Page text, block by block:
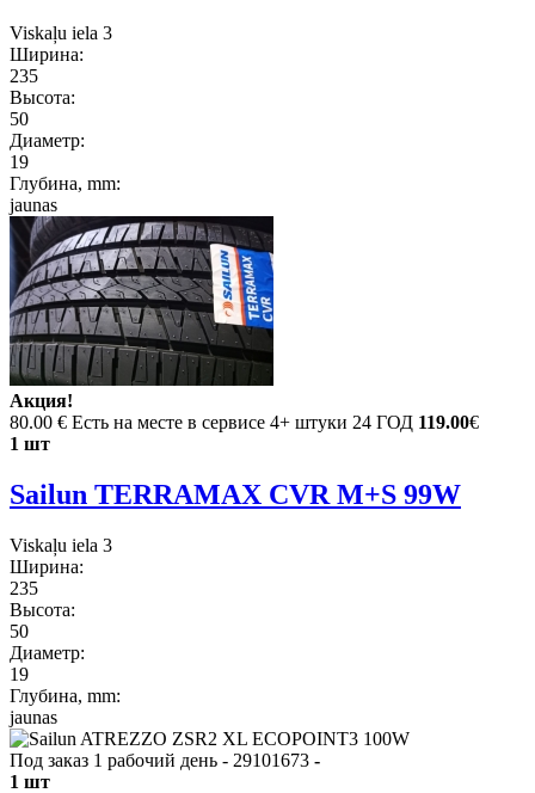
Viskaļu iela 3
Ширина:
235
Высота:
50
Диаметр:
19
Глубина, mm:
jaunas
Акция!
80.00 € Есть на месте в сервисе 4+ штуки 24 ГОД 119.00€
1 шт
Sailun TERRAMAX CVR M+S 99W
Viskaļu iela 3
Ширина:
235
Высота:
50
Диаметр:
19
Глубина, mm:
jaunas
Под заказ 1 рабочий день - 29101673 -
1 шт